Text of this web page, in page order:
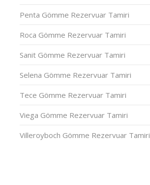
Penta Gömme Rezervuar Tamiri
Roca Gömme Rezervuar Tamiri
Sanit Gömme Rezervuar Tamiri
Selena Gömme Rezervuar Tamiri
Tece Gömme Rezervuar Tamiri
Viega Gömme Rezervuar Tamiri
Villeroyboch Gömme Rezervuar Tamiri